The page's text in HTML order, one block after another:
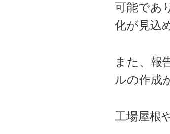
可能であ
化が見込
また、報
ルの作成
工場屋根